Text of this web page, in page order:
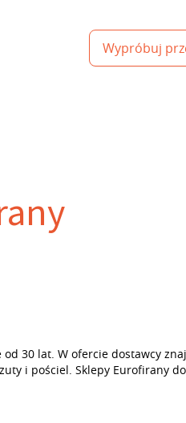
Wypróbuj
30 lat. W ofercie dostawcy
i pościel. Sklepy Eurofirany